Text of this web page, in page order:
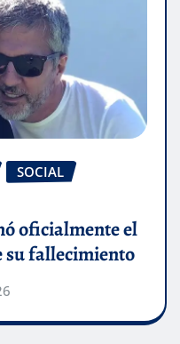
SOCIAL
oficialmente el
su fallecimiento